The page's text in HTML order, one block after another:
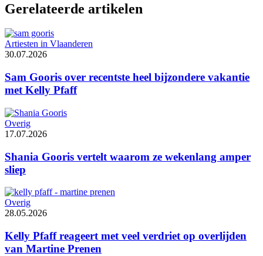
Gerelateerde artikelen
Artiesten in Vlaanderen
30.07.2026
Sam Gooris over recentste heel bijzondere vakantie
met Kelly Pfaff
Overig
17.07.2026
Shania Gooris vertelt waarom ze wekenlang amper
sliep
Overig
28.05.2026
Kelly Pfaff reageert met veel verdriet op overlijden
van Martine Prenen